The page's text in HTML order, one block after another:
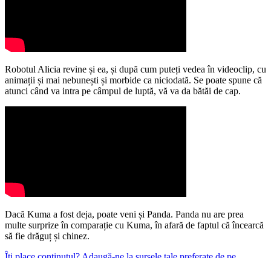
Robotul Alicia revine și ea, și după cum puteți vedea în videoclip, cu
animații și mai nebunești și morbide ca niciodată. Se poate spune că
atunci când va intra pe câmpul de luptă, vă va da bătăi de cap.
Dacă Kuma a fost deja, poate veni și Panda. Panda nu are prea
multe surprize în comparație cu Kuma, în afară de faptul că încearcă
să fie drăguț și chinez.